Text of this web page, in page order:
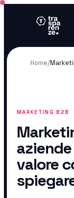
Home/
MARKETING B2B
valore